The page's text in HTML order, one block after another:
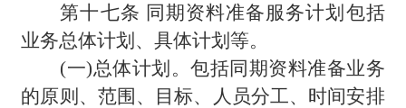
第十七条 同期资料准备服务计划包括
业务总体计划、具体计划等。
(一)总体计划。包括同期资料准备业务
的原则、范围、目标、人员分工、时间安排